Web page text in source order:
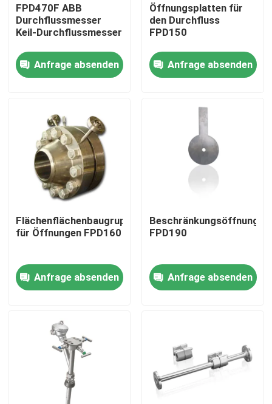
Startseite
Videos
Über uns
Fabrik Tour
Kontakt
Referenzen
PSA-Gasgenerator
Psa-Sauerstoff-Generator
FPD470F ABB
Durchflussmesser
Keil-Durchflussmesser
Anfrage absenden
Öffnungsplatten für
den Durchfluss
FPD150
Anfrage absenden
Flächenflächenbaugruppen
für Öffnungen FPD160
Anfrage absenden
FPD190
Anfrage absenden